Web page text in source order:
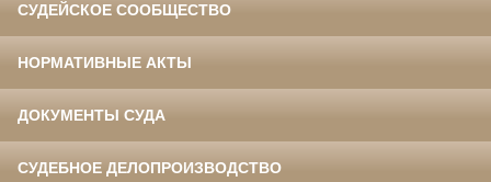
СУДЕЙСКОЕ СООБЩЕСТВО
НОРМАТИВНЫЕ АКТЫ
ДОКУМЕНТЫ СУДА
СУДЕБНОЕ ДЕЛОПРОИЗВОДСТВО